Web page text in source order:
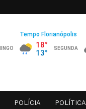
POLÍCIA POLÍTICA